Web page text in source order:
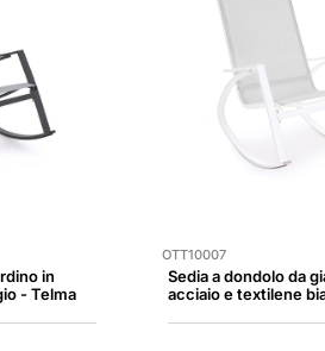
in
- Telma
OTT10007
Sedia a dondolo da
acciaio e textilene